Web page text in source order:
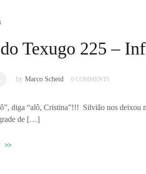
Texugo 225 –
by Marco Scheid 0 COMMENTS
diga “alô, Cristina”!!! Silvião nos deixou
de […]
>>